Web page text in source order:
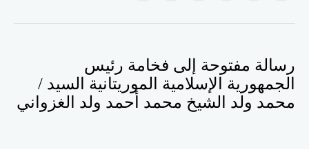
الفيسبوكPinterest
لينكد WhatsApp
الإيميل
رسالة مفتوحة إلى فخامة رئيس
الجمهورية الإسلامية الموريتانية السيد /
محمد ولد الشيخ محمد أحمد ولد الغزواني